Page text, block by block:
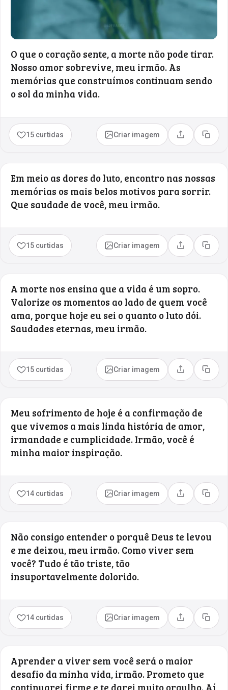
O que o coração sente, a morte não pode tirar.
Nosso amor sobrevive, meu irmão. As
memórias que construímos continuam sendo
o sol da minha vida.
15 curtidas Criar imagem Compartilhar
Copiar
Em meio as dores do luto, encontro nas nossas
memórias os mais belos motivos para sorrir.
Que saudade de você, meu irmão.
15 curtidas Criar imagem Compartilhar
Copiar
A morte nos ensina que a vida é um sopro.
Valorize os momentos ao lado de quem você
ama, porque hoje eu sei o quanto o luto dói.
Saudades eternas, meu irmão.
15 curtidas Criar imagem Compartilhar
Copiar
Meu sofrimento de hoje é a confirmação de
que vivemos a mais linda história de amor,
irmandade e cumplicidade. Irmão, você é
minha maior inspiração.
14 curtidas Criar imagem Compartilhar
Copiar
Não consigo entender o porquê Deus te levou
e me deixou, meu irmão. Como viver sem
você? Tudo é tão triste, tão
insuportavelmente dolorido.
14 curtidas Criar imagem Compartilhar
Copiar
Aprender a viver sem você será o maior
desafio da minha vida, irmão. Prometo que
continuarei firme e te darei muito orgulho. Aí